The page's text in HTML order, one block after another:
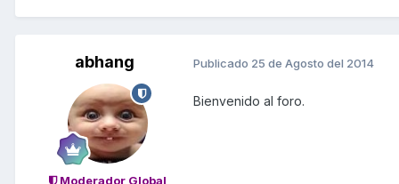
abhang
Moderador Global
Publicado 25 de Agosto del 2014
Bienvenido al foro.